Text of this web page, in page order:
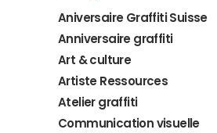
Aniversaire Graffiti Suisse
Anniversaire graffiti
Art & culture
Artiste Ressources
Atelier graffiti
Communication visuelle